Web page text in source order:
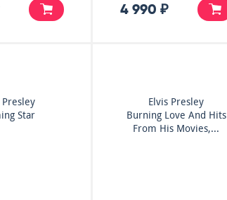
4 990 ₽
Presley
Star
Elvis Presley
Burning Love And Hits
From His Movies,...